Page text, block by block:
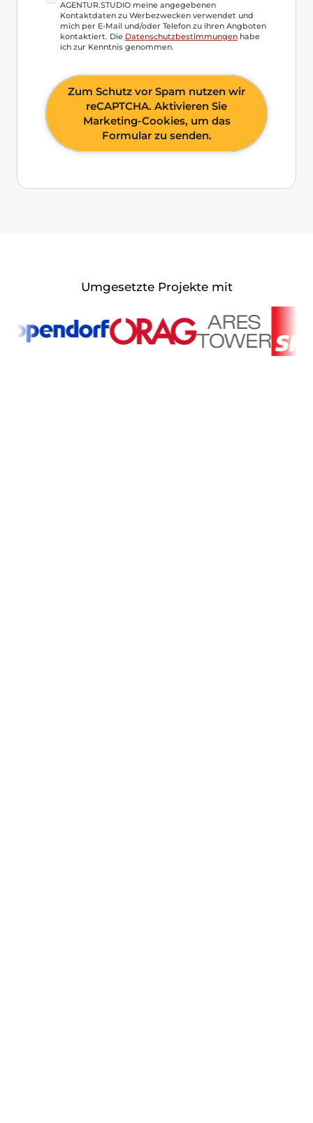
AGENTUR.STUDIO meine angegebenen
Kontaktdaten zu Werbezwecken verwendet und
mich per E-Mail und/oder Telefon zu ihren Angboten
kontaktiert. Die Datenschutzbestimmungenhabe
ich zur Kenntnis genommen.
Zum Schutz vor Spam nutzen wir
reCAPTCHA. Aktivieren Sie
Marketing-Cookies, um das
Formular zu senden.
Umgesetzte Projekte mit